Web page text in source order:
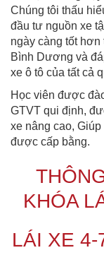
Chúng tôi thấu
đầu tư nguồn xe
ngày càng tốt hơn
Bình Dương và
xe ô tô của tất cả
Học viên được
GTVT qui định,
xe nâng cao,
được cấp bằng.
KHÓA
LÁI XE